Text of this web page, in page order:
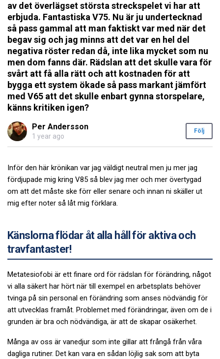
av det överlägset största streckspelet vi har att
erbjuda. Fantastiska V75. Nu är ju undertecknad
så pass gammal att man faktiskt var med när det
begav sig och jag minns att det var en hel del
negativa röster redan då, inte lika mycket som nu
men dom fanns där. Rädslan att det skulle vara för
svårt att få alla rätt och att kostnaden för att
bygga ett system ökade så pass markant jämfört
med V65 att det skulle enbart gynna storspelare,
känns kritiken igen?
Per Andersson
1 year ago
Följ
Inför den här krönikan var jag väldigt neutral men ju mer jag
fördjupade mig kring V85 så blev jag mer och mer övertygad
om att det måste ske förr eller senare och innan ni skäller ut
mig efter noter så låt mig förklara.
Känslorna flödar åt alla håll för aktiva och
travfantaster!
Metatesiofobi är ett finare ord för rädslan för förändring, något
vi alla säkert har hört när till exempel en arbetsplats behöver
tvinga på sin personal en förändring som anses nödvändig för
att utvecklas framåt. Problemet med förändringar, även om de i
grunden är bra och nödvändiga, är att de skapar osäkerhet.
Många av oss är vanedjur som inte gillar att frångå från våra
dagliga rutiner. Det kan vara en sådan löjlig sak som att byta